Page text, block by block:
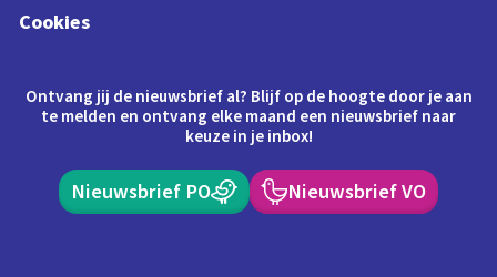
Cookies
Ontvang jij de nieuwsbrief al? Blijf op de hoogte door je aan
te melden en ontvang elke maand een nieuwsbrief naar
keuze in je inbox!
Nieuwsbrief PO Nieuwsbrief VO